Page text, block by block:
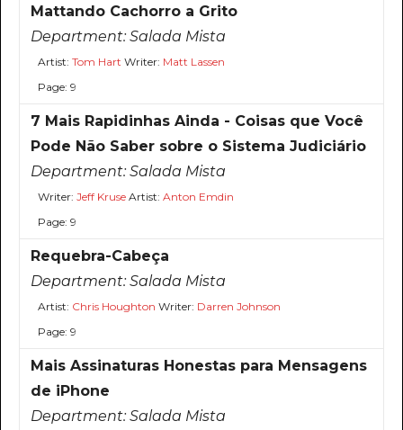
Mattando Cachorro a Grito
Department:Salada Mista
Artist: Tom Hart Writer: Matt Lassen
Page: 9
7 Mais Rapidinhas Ainda - Coisas que Você
Pode Não Saber sobre o Sistema Judiciário
Department:Salada Mista
Writer: Jeff KruseArtist: Anton Emdin
Page: 9
Requebra-Cabeça
Department:Salada Mista
Artist: Chris Houghton Writer: Darren Johnson
Page: 9
Mais Assinaturas Honestas para Mensagens
de iPhone
Department:Salada Mista